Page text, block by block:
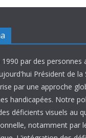
1990 par des personnes
Président de
par une approche
handicapées. Notre
déficients visuels au
notamment par